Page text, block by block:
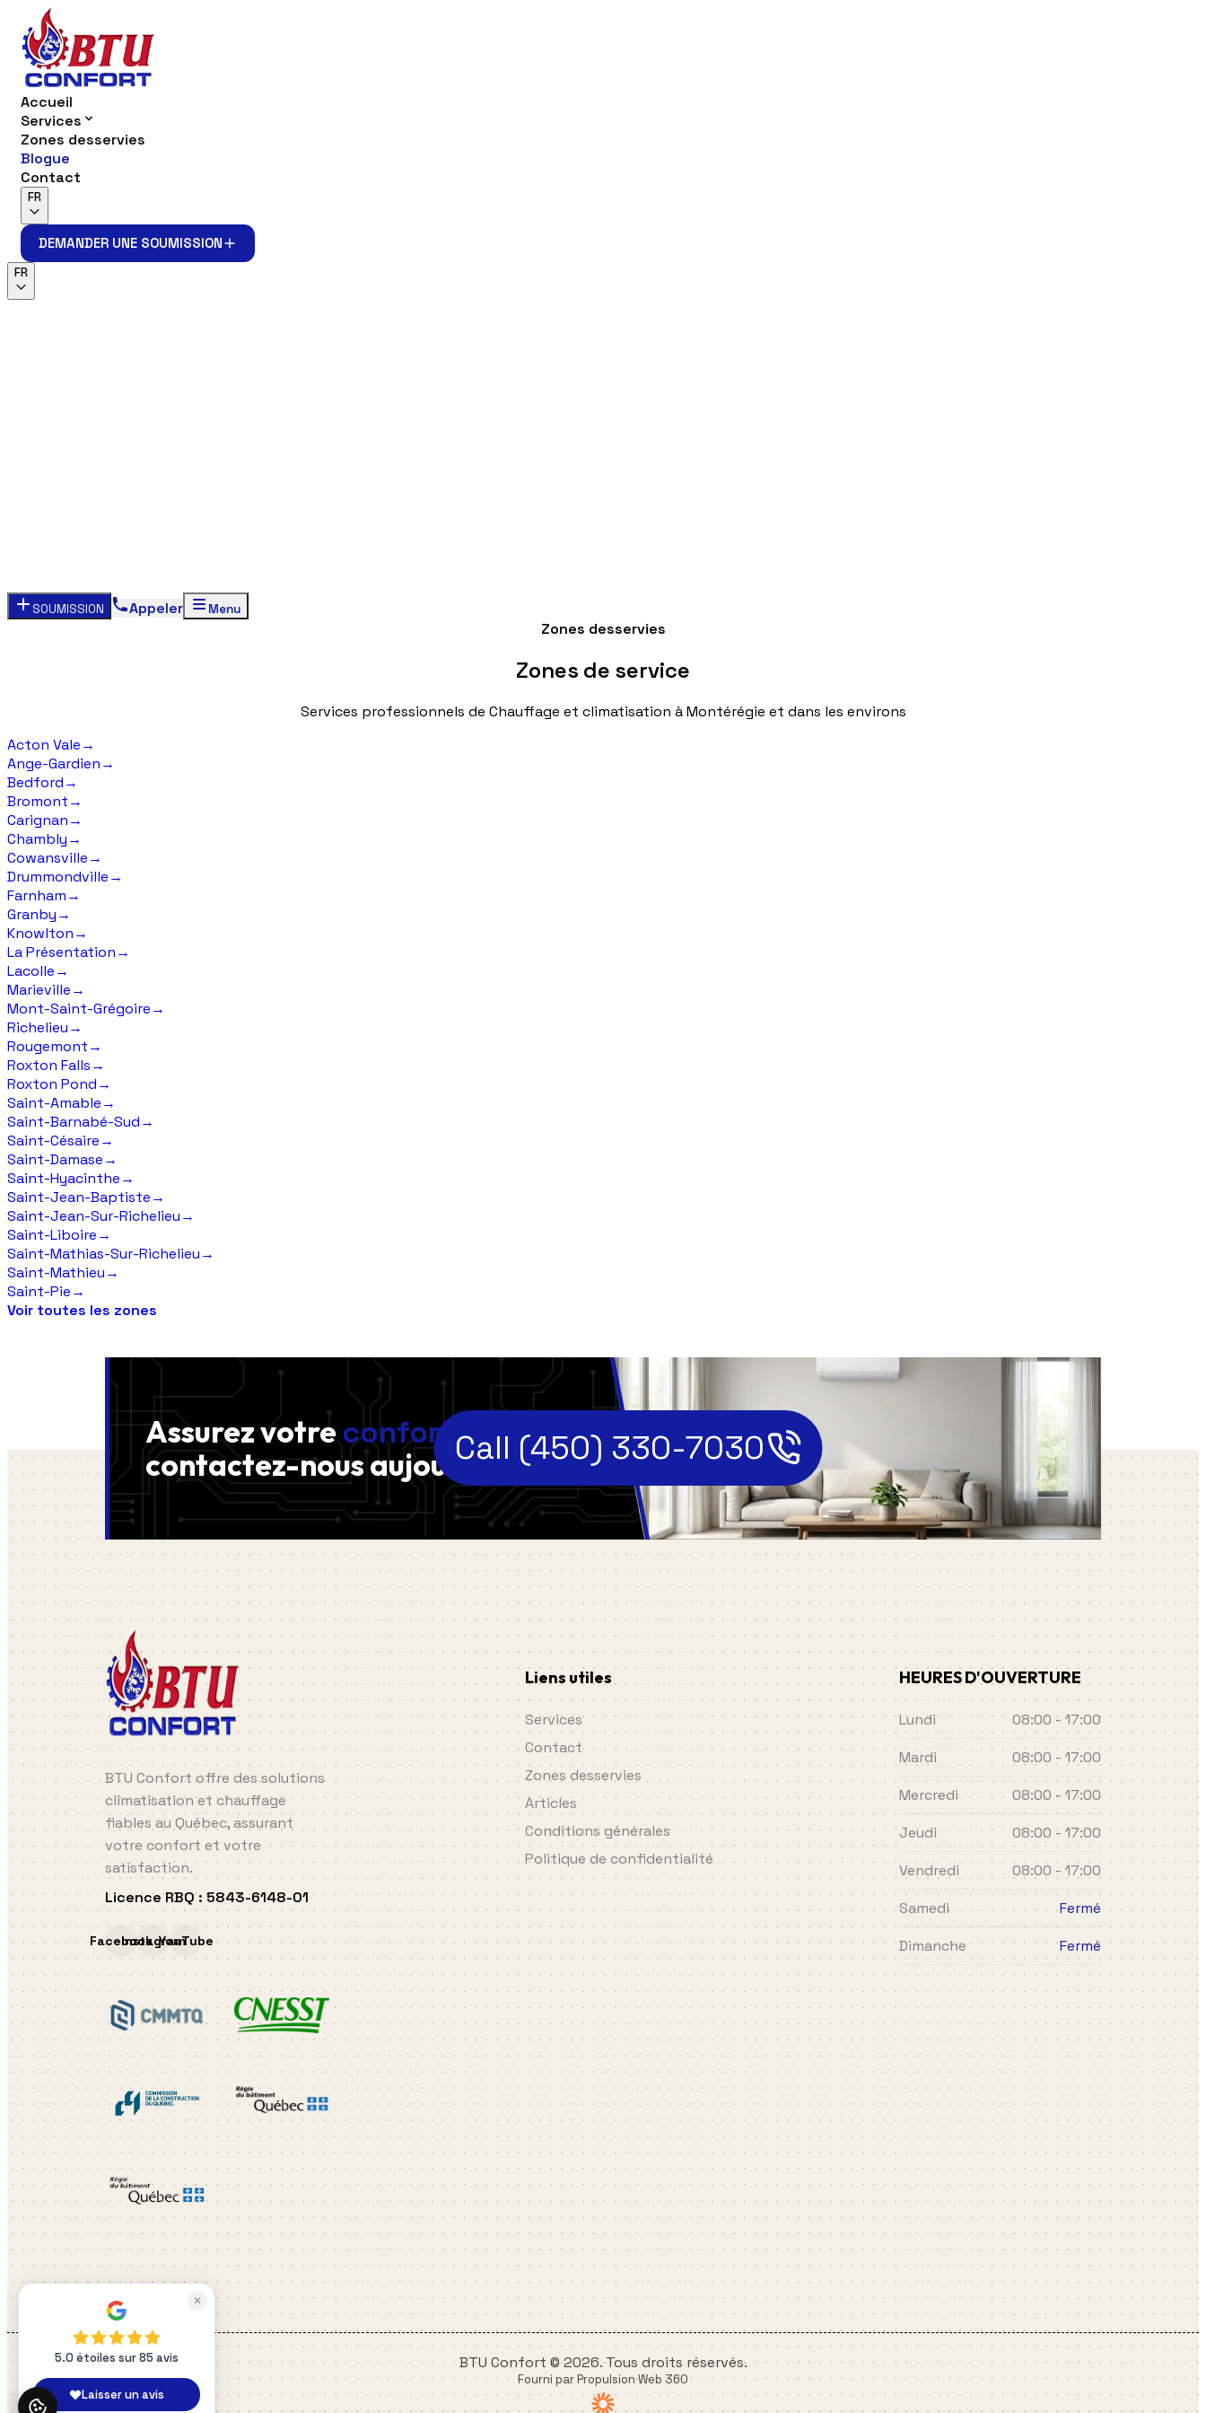
Accueil
Services
Zones desservies
Blogue
Contact
FR
DEMANDER UNE SOUMISSION
DEMANDER UNE SOUMISSION
FR
SOUMISSION Appeler Menu
Zones desservies
Zones de service
Services professionnels de Chauffage et climatisation à Montérégie et dans les environs
Acton Vale→
Ange-Gardien→
Bedford→
Bromont→
Carignan→
Chambly→
Cowansville→
Drummondville→
Farnham→
Granby→
Knowlton→
La Présentation→
Lacolle→
Marieville→
Mont-Saint-Grégoire→
Richelieu→
Rougemont→
Roxton Falls→
Roxton Pond→
Saint-Amable→
Saint-Barnabé-Sud→
Saint-Césaire→
Saint-Damase→
Saint-Hyacinthe→
Saint-Jean-Baptiste→
Saint-Jean-Sur-Richelieu→
Saint-Liboire→
Saint-Mathias-Sur-Richelieu→
Saint-Mathieu→
Saint-Pie→
Voir toutes les zones
Assurez votreconfort ,
contactez-nousaujourd'hui!Call (450) 330-7030
BTU Confort offre des solutions
climatisation et chauffage
fiables au Québec, assurant
votre confort et votre
satisfaction.
Licence RBQ : 5843-6148-01
FacebookInstagramYouTube
Liens utiles
Services
Contact
Zones desservies
Articles
Conditions générales
Politique de confidentialité
HEURES D'OUVERTURE
Lundi
08:00 - 17:00
Mardi
08:00 - 17:00
Mercredi
08:00 - 17:00
Jeudi
08:00 - 17:00
Vendredi
08:00 - 17:00
Samedi
Fermé
Dimanche
Fermé
BTU Confort © 2026. Tous droits réservés.
Fourni par Propulsion Web 360
✕
5.0 étoiles sur 85 avis
Laisser un avis